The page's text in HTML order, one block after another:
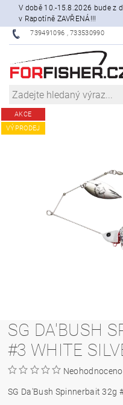
V době 10.-15.8.2026 bude z
v Rapotíně ZAVŘENÁ!!!
739491096 , 733530990
AKCE
VÝPRODEJ
SG DA'BUSH
#3 WHITE
Neohodnoceno
SG Da'Bush Spinnerbait 32g